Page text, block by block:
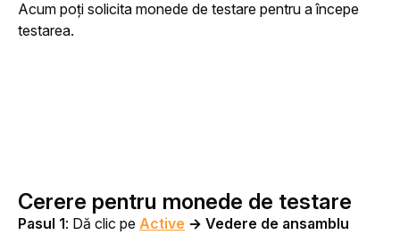
Acum poți solicita monede de testare pentru a începe
testarea.
Cerere pentru monede de testare
Pasul 1: Dă clic pe Active → Vedere de ansamblu